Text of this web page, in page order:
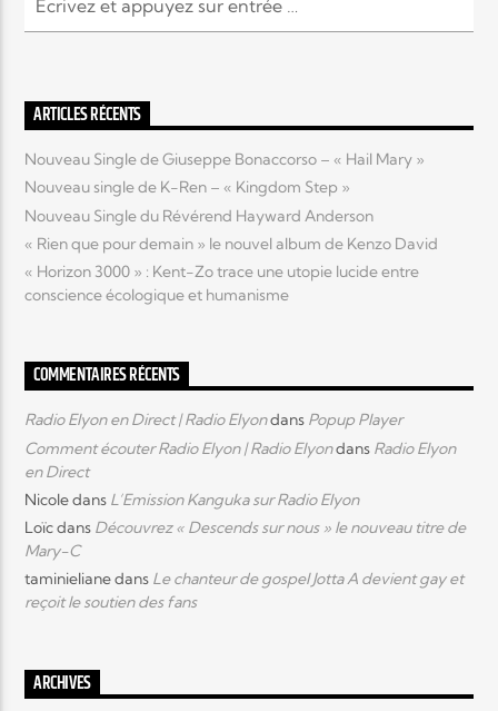
ARTICLES RÉCENTS
Nouveau Single de Giuseppe Bonaccorso – « Hail Mary »
Nouveau single de K-Ren – « Kingdom Step »
Nouveau Single du Révérend Hayward Anderson
« Rien que pour demain » le nouvel album de Kenzo David
« Horizon 3000 » : Kent-Zo trace une utopie lucide entre
conscience écologique et humanisme
COMMENTAIRES RÉCENTS
Radio Elyon en Direct | Radio Elyondans Popup Player
Comment écouter Radio Elyon | Radio Elyondans Radio Elyon
en Direct
Nicoledans L’Emission Kanguka sur Radio Elyon
Loïcdans Découvrez « Descends sur nous » le nouveau titre de
Mary-C
taminielianedans Le chanteur de gospel Jotta A devient gay et
reçoit le soutien des fans
ARCHIVES